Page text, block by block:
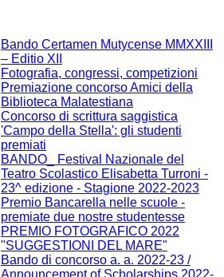
Bando Certamen Mutycense MMXXIII
– Editio XII
Fotografia, congressi, competizioni
Premiazione concorso Amici della
Biblioteca Malatestiana
Concorso di scrittura saggistica
'Campo della Stella': gli studenti
premiati
BANDO_ Festival Nazionale del
Teatro Scolastico Elisabetta Turroni -
23^ edizione - Stagione 2022-2023
Premio Bancarella nelle scuole -
premiate due nostre studentesse
PREMIO FOTOGRAFICO 2022
"SUGGESTIONI DEL MARE"
Bando di concorso a. a. 2022-23 /